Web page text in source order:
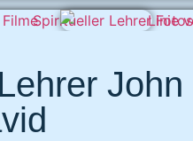
John